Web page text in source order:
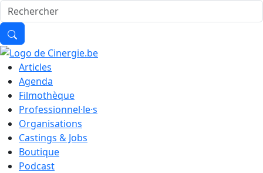
Articles
Agenda
Filmothèque
Professionnel·le·s
Organisations
Castings & Jobs
Boutique
Podcast